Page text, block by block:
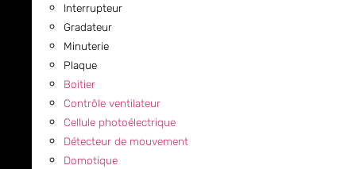
Interrupteur
Gradateur
Minuterie
Plaque
Boitier
Contrôle ventilateur
Cellule photoélectrique
Détecteur de mouvement
Domotique